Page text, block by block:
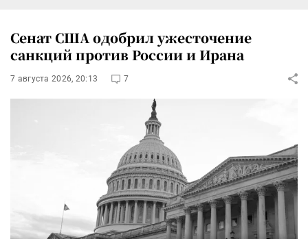
Сенат США одобрил ужесточение
санкций против России и Ирана
7 августа 2026, 20:13 7